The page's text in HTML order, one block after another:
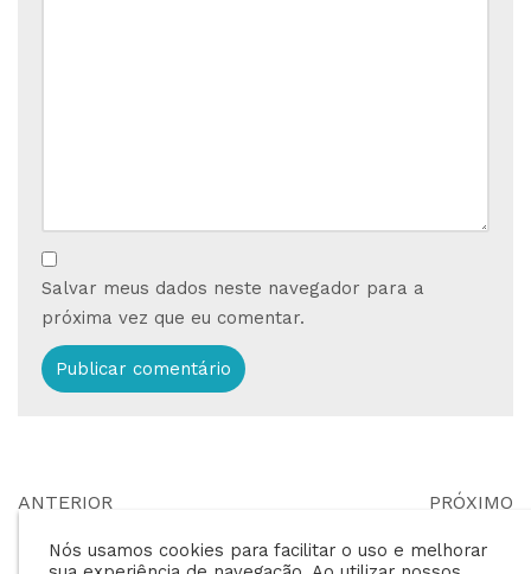
Salvar meus dados neste navegador para a
próxima vez que eu comentar.
ANTERIOR
revenda?
PRÓXIMO
venda de gás pode
Nós usamos cookies para facilitar o uso e melhorar